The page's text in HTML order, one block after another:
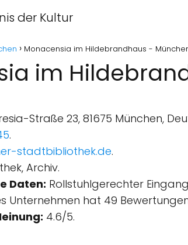
der Kultur
Monacensia im Hildebrandhaus -
im
Straße 23, 81675 München,
.
stadtbibliothek.de.
Archiv.
Daten: Rollstuhlgerechter
Unternehmen hat 49
4.6/5.